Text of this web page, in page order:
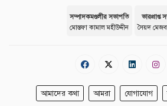
সম্পাদকমণ্ডলীর সভাপতি
মোস্তফা কামাল মহীউদ্দীন
ভারপ্রাপ্ত
সৈয়দ
আমাদের কথা আমরা যোগাযোগ